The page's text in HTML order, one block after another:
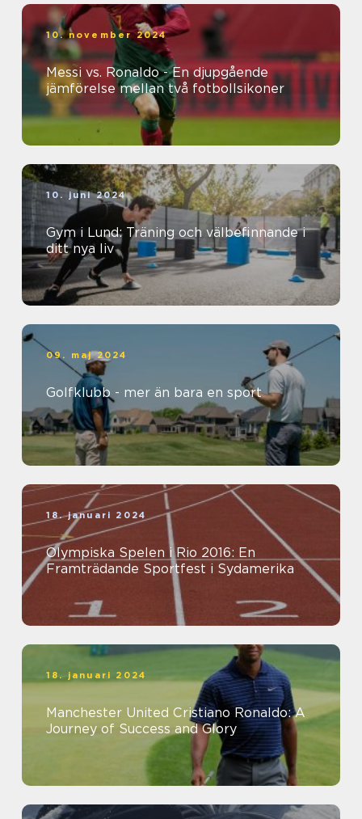
10. november 2024
Messi vs. Ronaldo - En djupgående
jämförelse mellan två fotbollsikoner
10. juni 2024
Gym i Lund: Träning och välbefinnande i
ditt nya liv
09. maj 2024
Golfklubb - mer än bara en sport
18. januari 2024
Olympiska Spelen i Rio 2016: En
Framträdande Sportfest i Sydamerika
18. januari 2024
Manchester United Cristiano Ronaldo: A
Journey of Success and Glory